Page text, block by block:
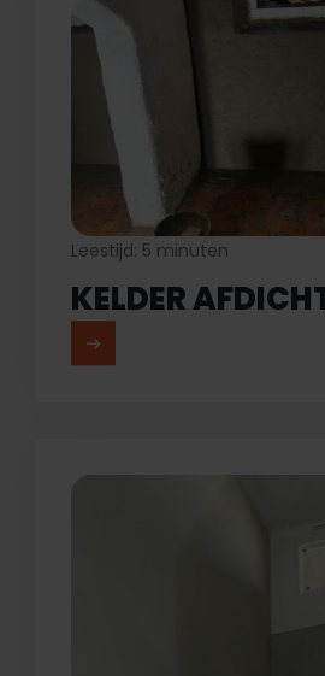
Leestijd: 5 minuten
KELDER
MEER LEZEN